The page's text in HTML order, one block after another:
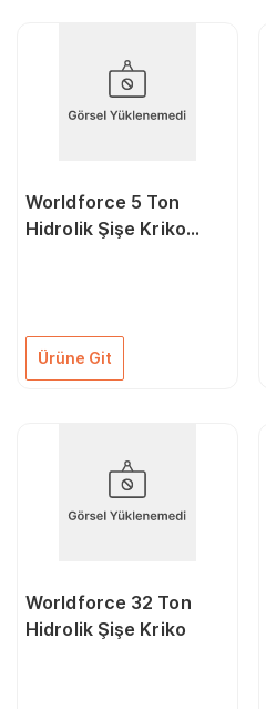
Worldforce 5 Ton
Hidrolik Şişe Kriko
Ürüne Git
Worldforce 32 Ton
Hidrolik Şişe Kriko